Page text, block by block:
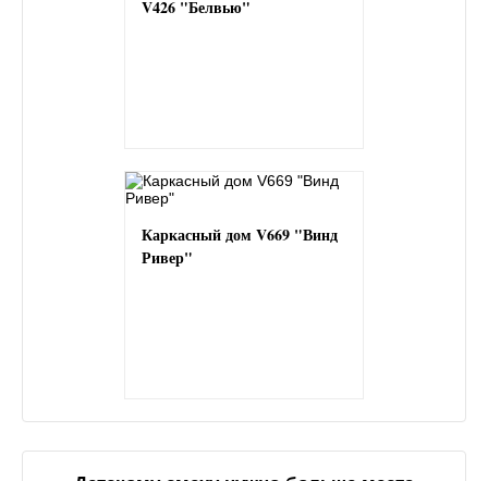
V426 "Белвью"
Каркасный дом V669 "Винд
Ривер"